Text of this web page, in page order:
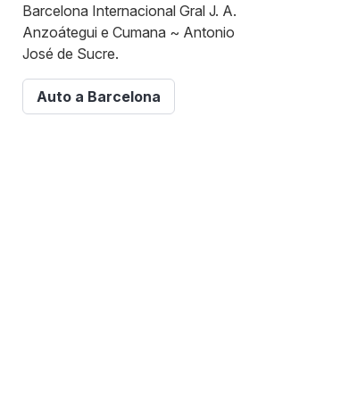
Barcelona Internacional Gral J. A.
Anzoátegui e Cumana ~ Antonio
José de Sucre.
Auto a Barcelona